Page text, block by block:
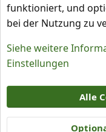
Hilfe und Impressum
funktioniert, und
bei der Nutzung zu
Siehe weitere
Einstellungen
Alle